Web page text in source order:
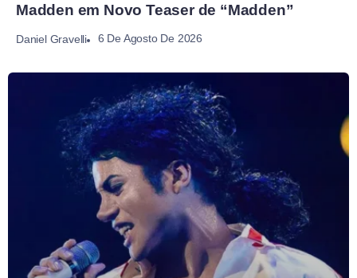
Madden em Novo Teaser de “Madden”
Daniel Gravelli 6 De Agosto De 2026